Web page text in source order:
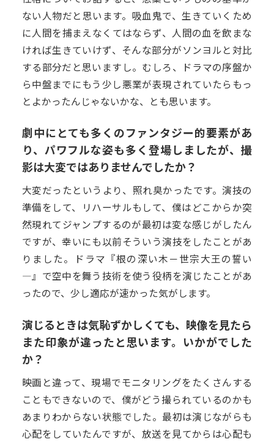
ない人物だと思います。吸血鬼で、生きていくため
に人間を捕まえなくてはならず、人間の血を飲まな
ければ生きていけず、そんな部分がソンヨルと対比
する部分だと思いますし。むしろ、ドラマの序盤か
ら中盤までにもう少し悪業が表現されていたらもっ
とよかったんじゃないかな、とも思います。
劇中にとても多くのファンタジー的要素があ
り、パワフルな姿も多く登場しましたが、撮
影は大変ではありませんでしたか？
大変だったというより、照れ臭かったです。演技の
準備をして、リハーサルもして、僕はどこからか突
然現れてジャンプするのが最初は変な感じがしたん
ですが、幸いにも以前そういう演技をしたことがあ
りました。ドラマ『根の深い木－世宗大王の誓い
―』で空中を舞う技術を使う役柄を演じたことがあ
ったので、少し適応が速かった気がします。
演じるときは気恥ずかしくても、映像を見たら
また印象が違ったと思います。いかがでした
か？
映画と違って、現場でモニタリングをたくさんする
こともできないので、僕がどう撮られているのかも
あまりわからない状態でした。最初は演じながらも
心配をしていたんですが、放送を見てからは心配も